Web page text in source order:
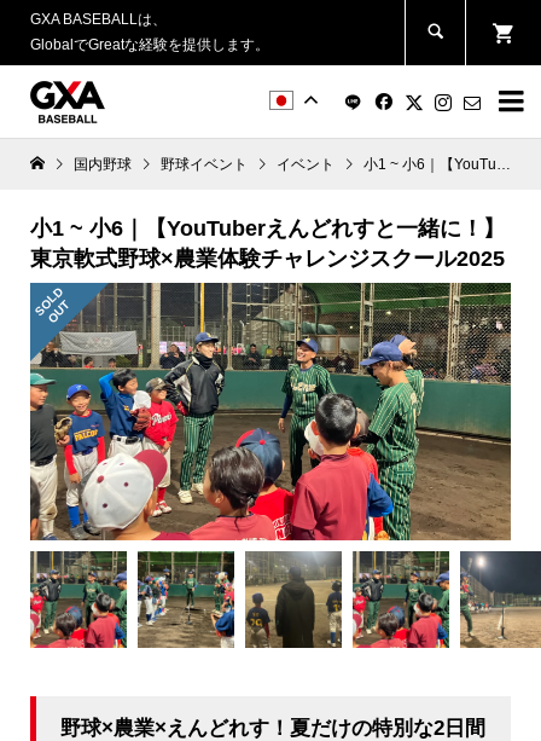
GXA BASEBALLは、
GlobalでGreatな経験を提供します。


国内野球 野球イベント イベント 小1 ~ 小6｜【YouTuberえんどれすと一緒に！】東京軟式野球×農業体験チャレンジスクール2025
小1 ~ 小6｜【YouTuberえんどれすと一緒に！】
東京軟式野球×農業体験チャレンジスクール2025
S
O
L
D
O
U
T
野球×農業×えんどれす！夏だけの特別な2日間